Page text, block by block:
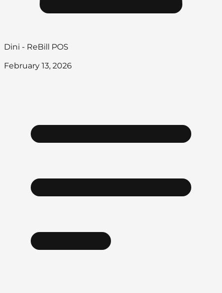
Dini - ReBill POS
February 13, 2026